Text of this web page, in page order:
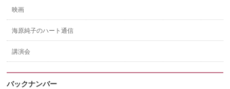
映画
海原純子のハート通信
講演会
バックナンバー